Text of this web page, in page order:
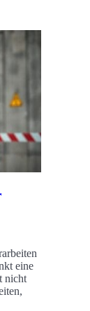
eine
nicht